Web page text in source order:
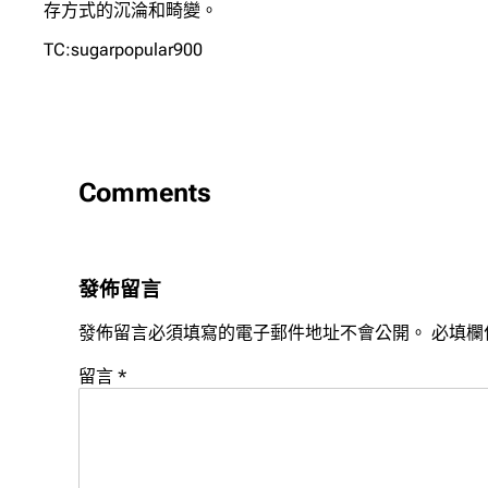
存方式的沉淪和畸變。
TC:sugarpopular900
Comments
發佈留言
發佈留言必須填寫的電子郵件地址不會公開。 必填
留言*